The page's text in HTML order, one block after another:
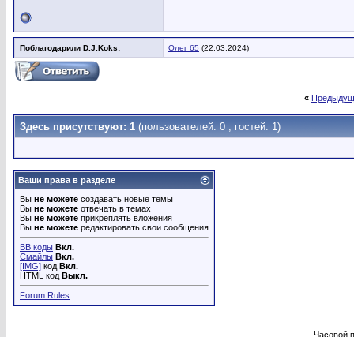
Поблагодарили D.J.Koks: Олег 65 (22.03.2024)
«
Здесь присутствуют: 1 (пользователей: 0 , гостей: 1)
Ваши права в разделе
Вы не можете создавать новые темы
Вы не можете отвечать в темах
Вы не можете прикреплять вложения
Вы не можете редактировать свои сообщения
BB коды Вкл.
Смайлы Вкл.
[IMG] код Вкл.
HTML код Выкл.
Forum Rules
Часовой